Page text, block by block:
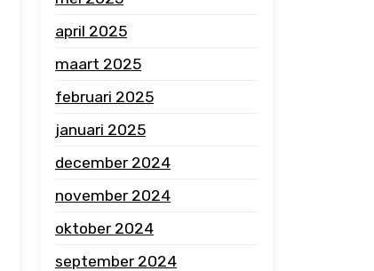
april 2025
maart 2025
februari 2025
januari 2025
december 2024
november 2024
oktober 2024
september 2024